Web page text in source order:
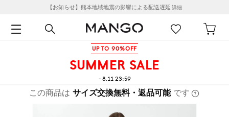
【お知らせ】熊本地域地震の影響による配送遅延 詳細
UP TO 90%OFF
SUMMER SALE
- 8.11 23:59
この商品は サイズ交換無料・返品可能 です